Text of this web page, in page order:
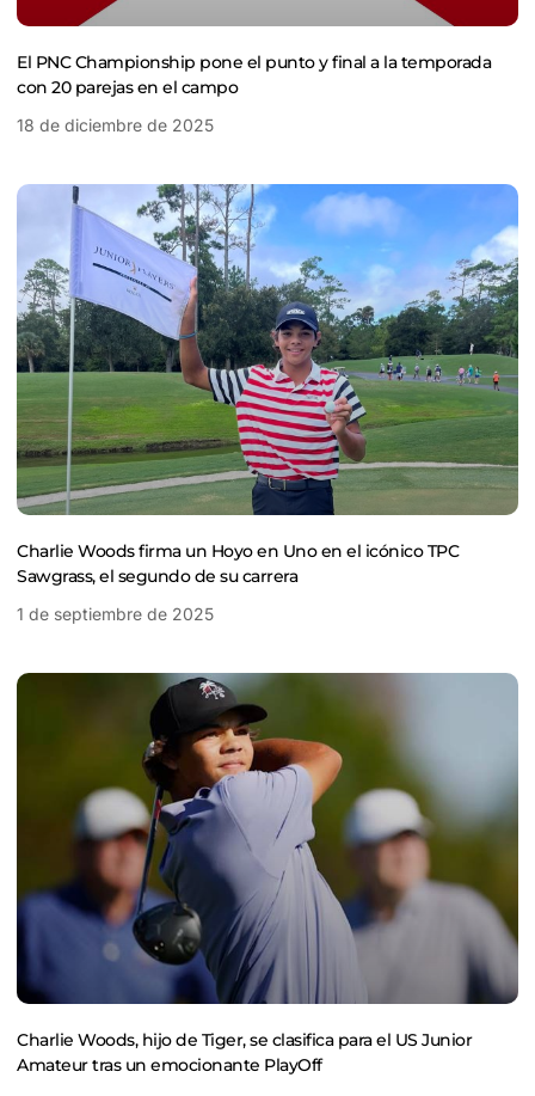
El PNC Championship pone el punto y final a la temporada
con 20 parejas en el campo
18 de diciembre de 2025
Charlie Woods firma un Hoyo en Uno en el icónico TPC
Sawgrass, el segundo de su carrera
1 de septiembre de 2025
Charlie Woods, hijo de Tiger, se clasifica para el US Junior
Amateur tras un emocionante PlayOff